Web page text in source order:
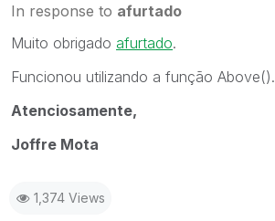
In response to afurtado
Muito obrigado afurtado.
Funcionou utilizando a função Above().
Atenciosamente,
Joffre Mota
1,374 Views